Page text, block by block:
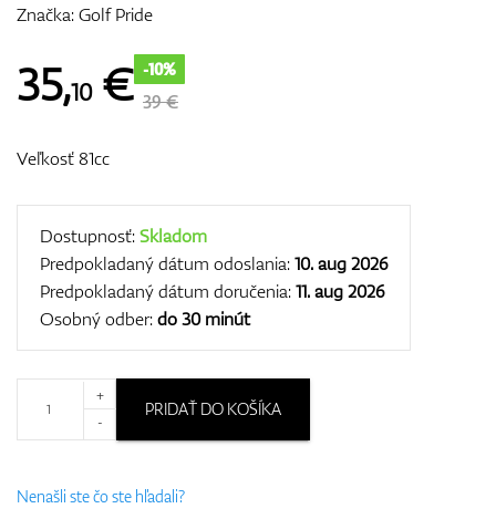
Darčekové poukážky
Značka:Golf Pride
35,10€ -10%
39 €
Veľkosť 81cc
Dostupnosť:Skladom
Predpokladaný dátum odoslania:10. aug 2026
Predpokladaný dátum doručenia:11. aug 2026
Osobný odber:do 30 minút
+
-
PRIDAŤ DO KOŠÍKA
Nenašli ste čo ste hľadali?